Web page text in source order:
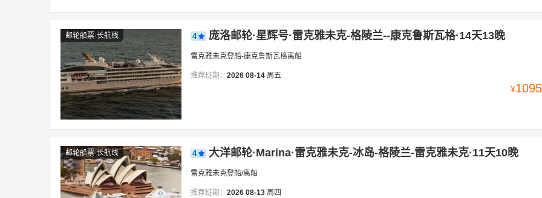
邮轮船票·长航线 4 庞洛邮轮·星辉号·雷克雅未克-格陵兰--康克鲁斯瓦格·14天13晚
雷克雅未克登船-康克鲁斯瓦格离船
推荐班期： 2026 08-14 周五
¥
邮轮船票·长航线 4 大洋邮轮·Marina·雷克雅未克-冰岛-格陵兰-雷克雅未克·11天10晚
雷克雅未克登船/离船
推荐班期： 2026 08-13 周四